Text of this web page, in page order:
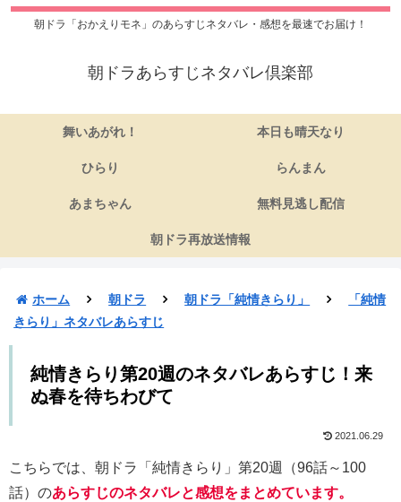
朝ドラ「おかえりモネ」のあらすじネタバレ・感想を最速でお届け！
朝ドラあらすじネタバレ倶楽部
舞いあがれ！ 本日も晴天なり
ひらり らんまん
あまちゃん 無料見逃し配信
朝ドラ再放送情報
ホーム 朝ドラ 朝ドラ「純情きらり」
「純情
きらり」ネタバレあらすじ
純情きらり第20週のネタバレあらすじ！来
ぬ春を待ちわびて
2021.06.29
こちらでは、朝ドラ「純情きらり」第20週（96話～100
話）のあらすじのネタバレと感想をまとめています。